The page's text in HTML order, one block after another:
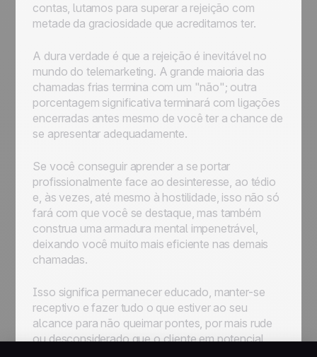
contas, lutamos para superar a rejeição com
metade da graciosidade que acreditamos ter.
A dura verdade é que a rejeição é inevitável no
mundo do telemarketing. A grande maioria das
chamadas frias termina com um "não"; outra
porcentagem significativa terminará com ligações
encerradas antes mesmo de você ter a chance de
se apresentar adequadamente.
Se você conseguir aprender a se portar
profissionalmente face ao desinteresse, ao tédio
e, às vezes, até mesmo à hostilidade, isso não só
fará com que você se destaque, mas também
construa uma armadura mental impenetrável,
deixando você muito mais eficiente nas demais
chamadas.
Isso significa permanecer educado, manter-se
receptivo e fazer tudo o que estiver ao seu
alcance para não queimar pontes, por mais rude
ou desconsiderado que o cliente em potencial